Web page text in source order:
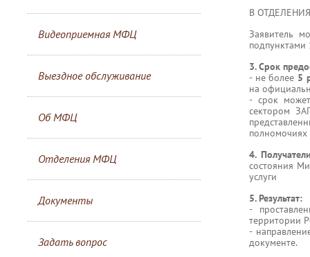
Видеоприемная МФЦ
Выездное обслуживание
Об МФЦ
Отделения МФЦ
Документы
Задать вопрос
В
Заявитель
подпунктами
3. Срок
- не более 5
на
- срок
сектором
4.
состояния
услуги
5. Результат:
-
территории
-
документе.